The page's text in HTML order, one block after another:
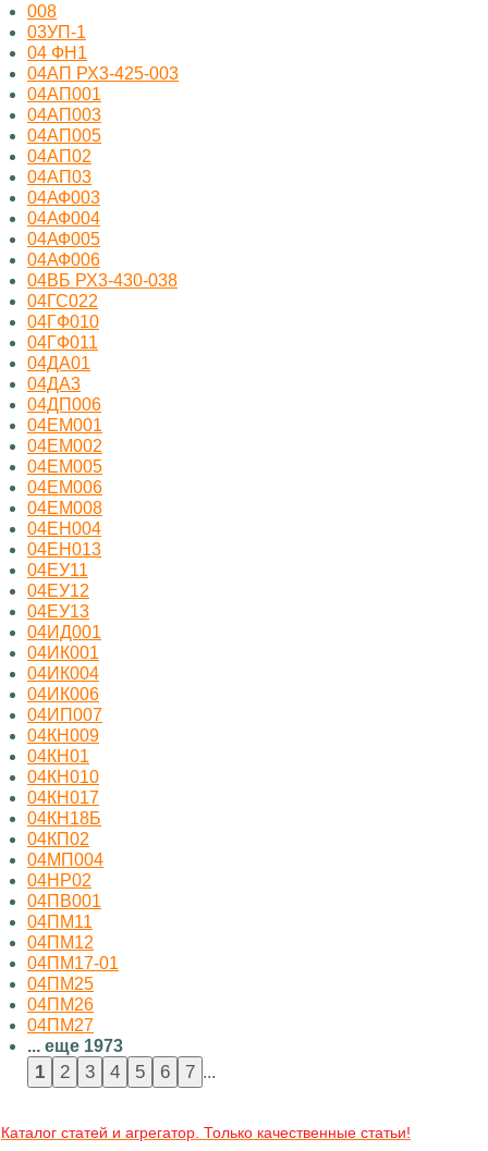
008
03УП-1
04 ФН1
04АП РХ3-425-003
04АП001
04АП003
04АП005
04АП02
04АП03
04АФ003
04АФ004
04АФ005
04АФ006
04ВБ РХ3-430-038
04ГС022
04ГФ010
04ГФ011
04ДА01
04ДА3
04ДП006
04ЕМ001
04ЕМ002
04ЕМ005
04ЕМ006
04ЕМ008
04ЕН004
04ЕН013
04ЕУ11
04ЕУ12
04ЕУ13
04ИД001
04ИК001
04ИК004
04ИК006
04ИП007
04КН009
04КН01
04КН010
04КН017
04КН18Б
04КП02
04МП004
04НР02
04ПВ001
04ПМ11
04ПМ12
04ПМ17-01
04ПМ25
04ПМ26
04ПМ27
... еще 1973
...
Каталог статей и агрегатор. Только качественные статьи!